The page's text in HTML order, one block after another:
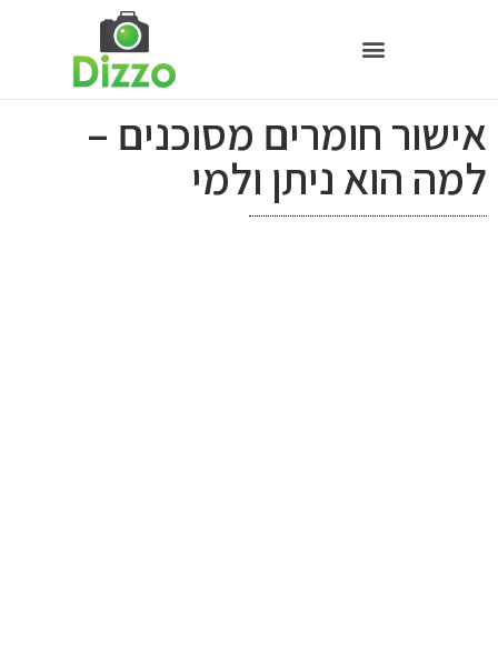
אישור חומרים מסוכנים –
למה הוא ניתן ולמי